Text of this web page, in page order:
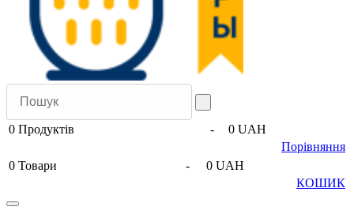
0 Продуктів -
0 UAH
Порівняння
0 Товари -
0 UAH
КОШИК